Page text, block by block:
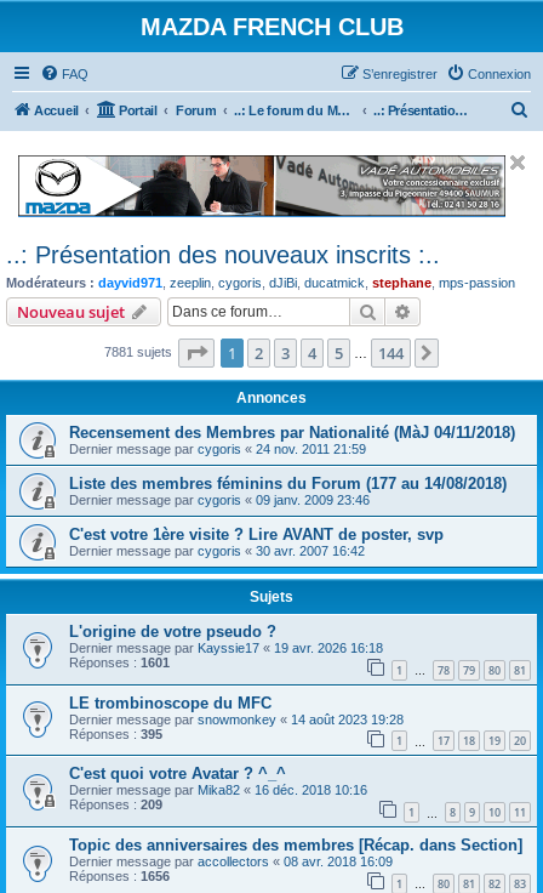
MAZDA FRENCH CLUB
FAQ Connexion
S’enregistrer
Accueil Portail Forum ..: Le forum du Mazda French Club :.. ..: Présentation des nouveaux inscrits :..
..: Présentation des nouveaux inscrits :..
Modérateurs : dayvid971 zeeplin cygoris dJiBi ducatmick stephane mps-passion
Nouveau sujet Rechercher
7881 sujets Page 1sur144
1 2 3 4 5 144
Annonces
Recensement des Membres par Nationalité (MàJ 04/11/2018)
Dernier message par cygoris « 24 nov. 2011 21:59
Liste des membres féminins du Forum (177 au 14/08/2018)
Dernier message par cygoris « 09 janv. 2009 23:46
C'est votre 1ère visite ? Lire AVANT de poster, svp
Dernier message par cygoris « 30 avr. 2007 16:42
Sujets
L'origine de votre pseudo ?
Dernier message par Kayssie17 « 19 avr. 2026 16:18
Réponses : 1601 1 … 78 79 80 81
LE trombinoscope du MFC
Dernier message par snowmonkey « 14 août 2023 19:28
Réponses : 395 1 17 18 19 20
C'est quoi votre Avatar ? ^_^
Dernier message par Mika82 « 16 déc. 2018 10:16
Réponses : 209 1 8 9 10 11
Topic des anniversaires des membres [Récap. dans Section]
Dernier message par accollectors « 08 avr. 2018 16:09
Réponses : 1656 1 … 80 81 82 83